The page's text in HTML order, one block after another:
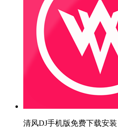
清风DJ手机版免费下载安装